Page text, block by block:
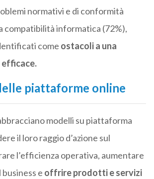
normativi e di conformità
compatibilità informatica (72%),
come ostacoli a una
piattaforme online
modelli su piattaforma
il loro raggio d’azione sul
l’efficienza operativa, aumentare
e offrire prodotti e servizi